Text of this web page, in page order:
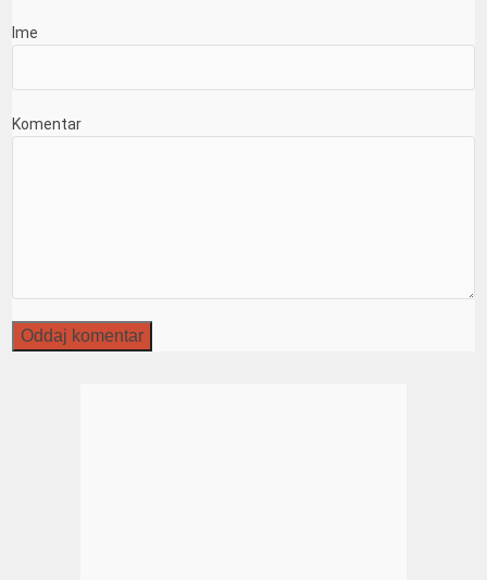
Ime
Komentar